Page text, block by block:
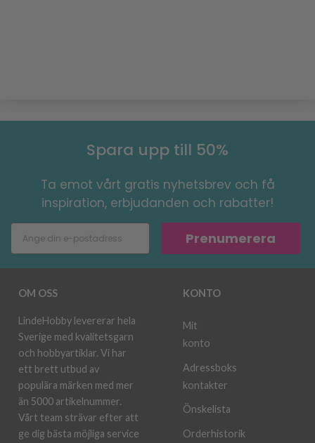
Spara upp till 50%
Ta emot vårt gratis nyhetsbrev och få
inspiration, erbjudanden och rabatter!
Prenumerera
OM OSS
LindeHobby levererar hela
Sverige med kvalitetsgarn
och hobbyartiklar. Vi har
ett brett utbud av
populära märken med mer
än 5000 artikelnummer.
Vårt team strävar efter att
ge dig bästa möjliga service
KONTO
Mit
konto
Adressboks
kontakter
Önskelista
Orderhistorik